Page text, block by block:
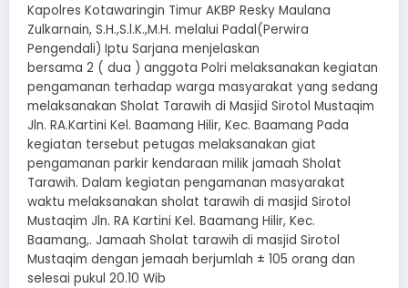
Kapolres Kotawaringin Timur AKBP Resky Maulana
Zulkarnain, S.H.,S.l.K.,M.H. melalui Padal(Perwira
Pengendali) Iptu Sarjana menjelaskan
bersama 2 ( dua ) anggota Polri melaksanakan kegiatan
pengamanan terhadap warga masyarakat yang sedang
melaksanakan Sholat Tarawih di Masjid Sirotol Mustaqim
Jln. RA.Kartini Kel. Baamang Hilir, Kec. Baamang Pada
kegiatan tersebut petugas melaksanakan giat
pengamanan parkir kendaraan milik jamaah Sholat
Tarawih. Dalam kegiatan pengamanan masyarakat
waktu melaksanakan sholat tarawih di masjid Sirotol
Mustaqim Jln. RA Kartini Kel. Baamang Hilir, Kec.
Baamang,. Jamaah Sholat tarawih di masjid Sirotol
Mustaqim dengan jemaah berjumlah ± 105 orang dan
selesai pukul 20.10 Wib